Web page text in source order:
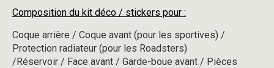
Composition du kit déco / stickers pour :
Coque arrière / Coque avant (pour les sportives) /
Protection radiateur (pour les Roadsters)
/Réservoir / Face avant / Garde-boue avant / Pièces